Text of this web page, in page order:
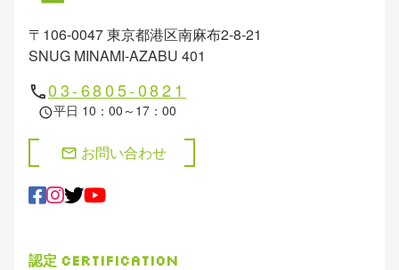
〒106-0047 東京都港区南麻布2-8-21
SNUG MINAMI-AZABU 401
phone03-6805-0821
schedule平日 10：00～17：00
mail お問い合わせ
認定 Certification